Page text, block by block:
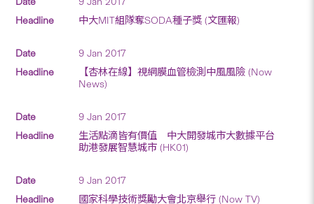
中大MIT組隊奪SODA種子獎 (文匯報)
9 Jan 2017
【杏林在線】視網膜血管檢測中風風險 (Now
News)
9 Jan 2017
生活點滴皆有價值 中大開發城市大數據平台
助港發展智慧城市 (HK01)
9 Jan 2017
國家科學技術獎勵大會北京舉行 (Now TV)